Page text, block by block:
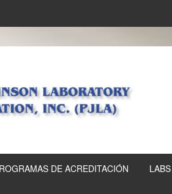
DE ACREDITACIÓN